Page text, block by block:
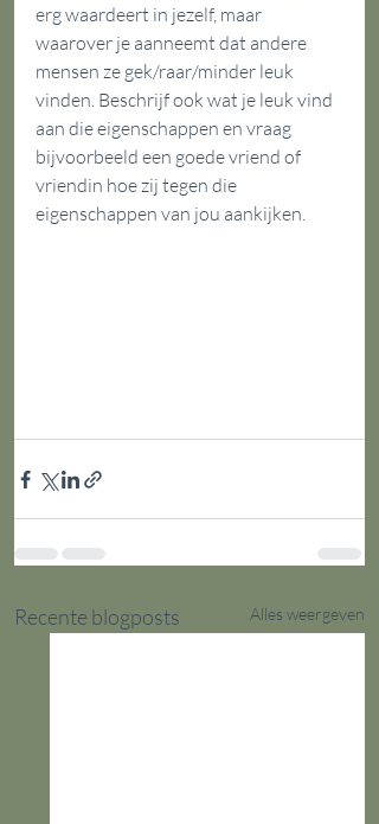
erg waardeert in jezelf, maar
waarover je aanneemt dat andere
mensen ze gek/raar/minder leuk
vinden. Beschrijf ook wat je leuk vind
aan die eigenschappen en vraag
bijvoorbeeld een goede vriend of
vriendin hoe zij tegen die
eigenschappen van jou aankijken.
Recente blogposts Alles weergeven